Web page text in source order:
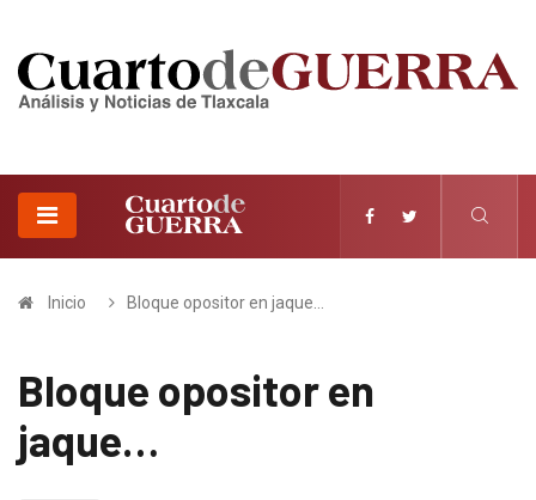
Inicio Bloque opositor en jaque…
Bloque opositor en
jaque…